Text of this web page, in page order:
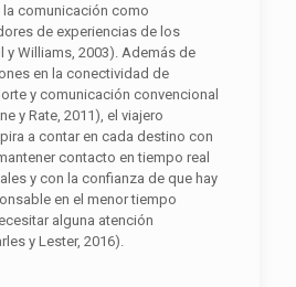
comunicación como
de experiencias de los
y Williams, 2003). Además de
en la conectividad de
y comunicación convencional
y Rate, 2011), el viajero
a contar en cada destino con
contacto en tiempo real
y con la confianza de que hay
en el menor tiempo
alguna atención
y Lester, 2016).